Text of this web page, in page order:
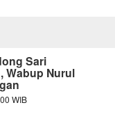
Sari
Wabup Nurul
WIB